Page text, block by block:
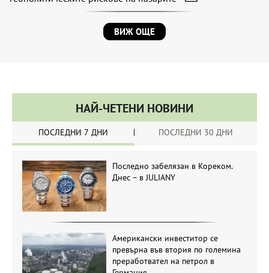
ВИЖ ОЩЕ
НАЙ-ЧЕТЕНИ НОВИНИ
ПОСЛЕДНИ 7 ДНИ ПОСЛЕДНИ 30 ДНИ
Последно забелязан в Кореком.
Днес – в JULIANY
Американски инвеститор се
превърна във втория по големина
преработвател на петрол в